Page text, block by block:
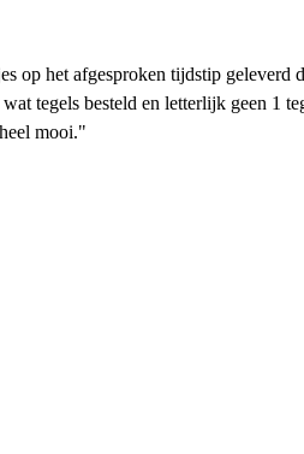
op het afgesproken tijdstip geleverd
tegels besteld en letterlijk geen 1
mooi."